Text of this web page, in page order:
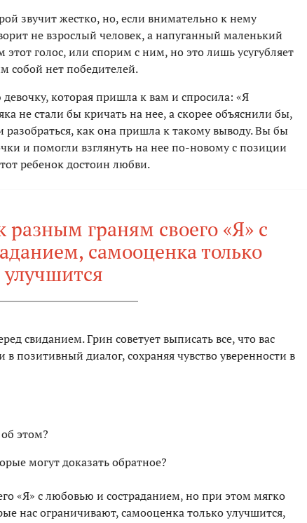
звучит жестко, но, если внимательно к нему
не взрослый человек, а напуганный маленький
голос, или спорим с ним, но это лишь усугубляет
собой нет победителей.
которая пришла к вам и спросила: «Я
не стали бы кричать на нее, а скорее объяснили бы,
разобраться, как она пришла к такому выводу. Вы бы
и помогли взглянуть на нее по-новому с позиции
ребенок достоин любви.
разным граням своего «Я» с
самооценка только
улучшится
свиданием. Грин советует выписать все, что вас
позитивный диалог, сохраняя чувство уверенности в
этом?
могут доказать обратное?
«Я» с любовью и состраданием, но при этом мягко
нас ограничивают, самооценка только улучшится,